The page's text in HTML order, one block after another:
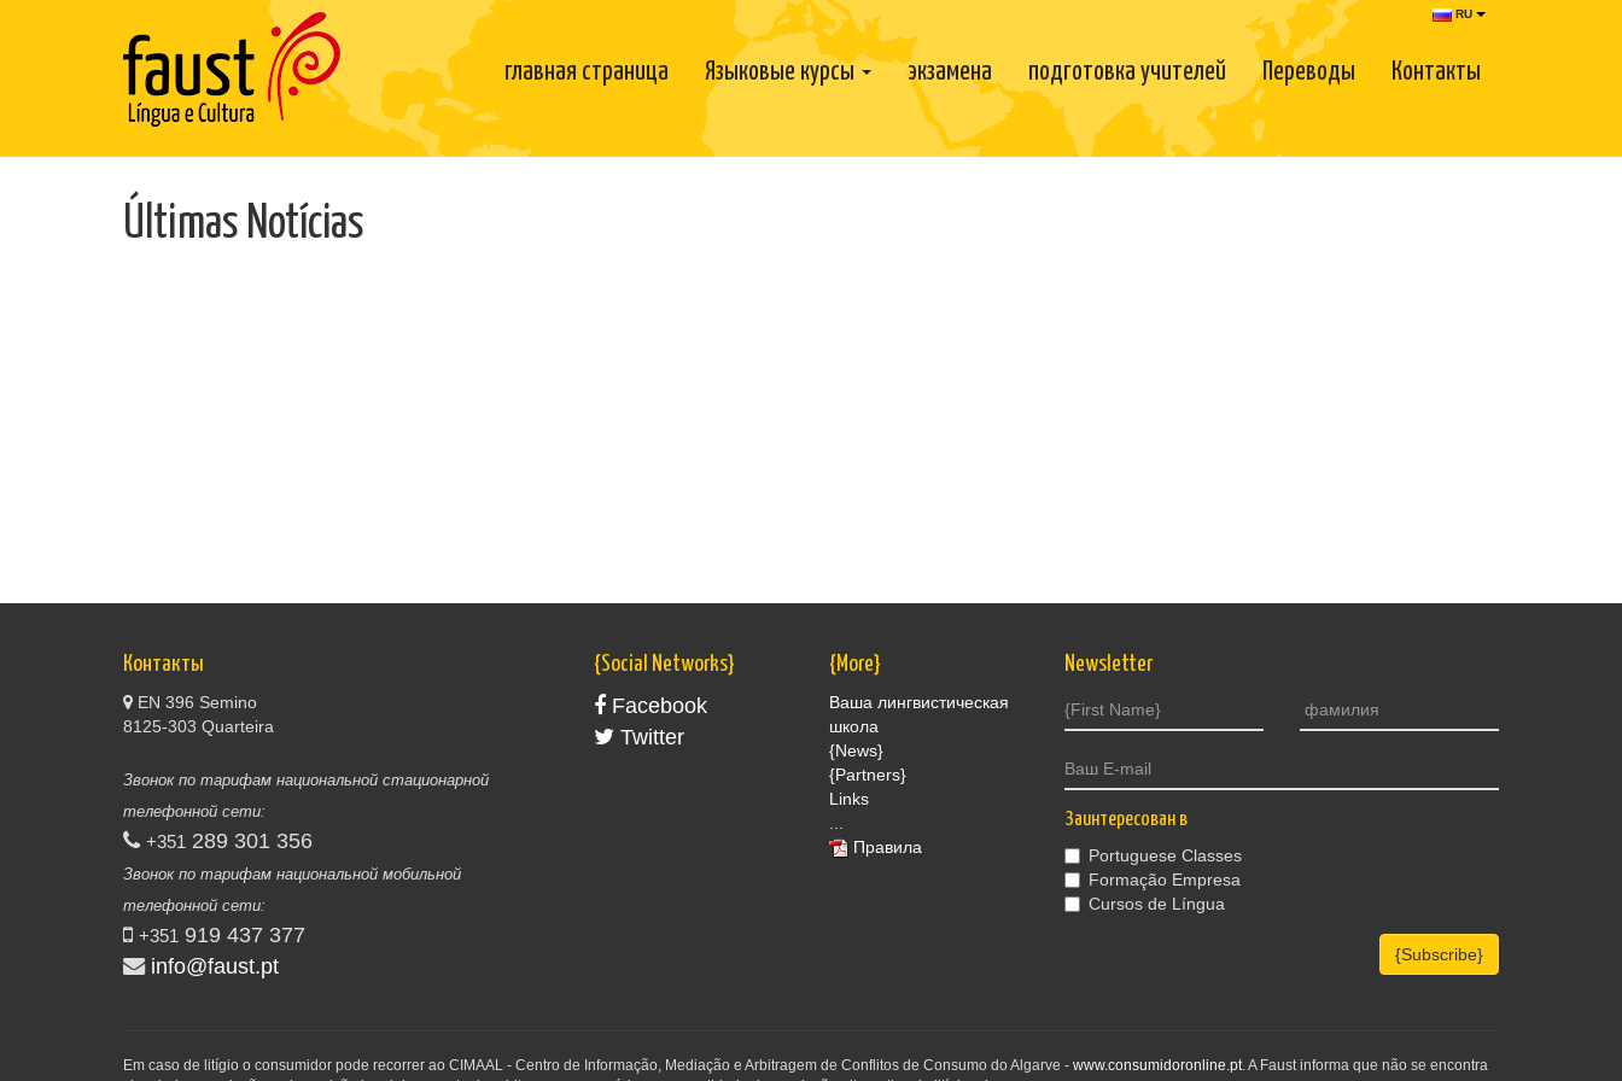
RU
главная страница Языковые курсы экзамена подготовка учителей Переводы Контакты
Últimas Notícias
Контакты
EN 396 Semino
8125-303 Quarteira
Звонок по тарифам национальной стационарной
телефонной сети:
+351 289 301 356
Звонок по тарифам национальной мобильной
телефонной сети:
+351 919 437 377
info@faust.pt
{Social Networks}
Facebook
Twitter
{More}
Ваша лингвистическая
школа
{News}
{Partners}
Links
Правила
Newsletter
Заинтересован в
Portuguese Classes
Formação Empresa
Cursos de Língua
{Subscribe}
Em caso de litígio o consumidor pode recorrer ao CIMAAL - Centro de Informação, Mediação e Arbitragem de Conflitos de Consumo do Algarve - www.consumidoronline.pt. A Faust informa que não se encontra